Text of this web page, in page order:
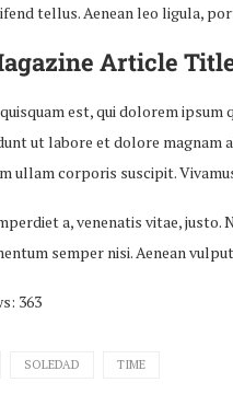
tellus. Aenean leo ligula,
Article
est, qui dolorem ipsum
ut labore et dolore magnam
ullam corporis suscipit.
a, venenatis vitae,
semper nisi. Aenean
363
SOLEDAD TIME